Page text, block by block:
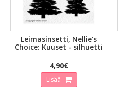
Leimasinsetti, Nellie's
Choice: Kuuset - silhuetti
4,90€
Lisää